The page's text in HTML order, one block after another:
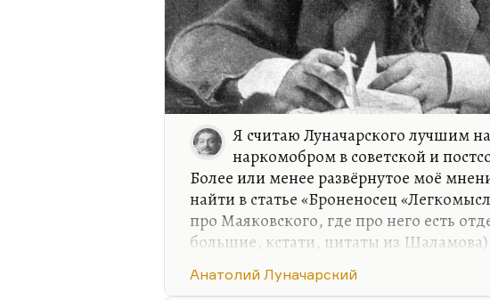
Я считаю Луначарского лучшим
наркомобром в советской и
Более или менее развёрнутое моё
найти в статье «Броненосец
про Маяковского, где про него есть
большие, кстати, цитаты из
Я очень позитивно отношусь к
Анатолий Луначарский